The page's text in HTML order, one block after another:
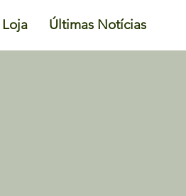
Loja Últimas Notícias